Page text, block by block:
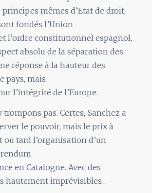
principes mêmes d’Etat de droit,
fondés l’Union
l’ordre constitutionnel espagnol,
absolu de la séparation des
réponse à la hauteur des
pays, mais
l’intégrité de l’Europe.
trompons pas. Certes, Sanchez a
le pouvoir, mais le prix à
ou tard l’organisation d’un
en Catalogne. Avec des
hautement imprévisibles…